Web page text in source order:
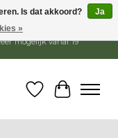
open. Bestellingen
mogelijk vanaf 19
Verlanglijst
Is dat akkoord?
Ja
»